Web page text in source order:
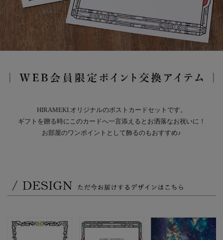
HIRAMEKI.オリジナルのポストカードセットです。
ギフトを贈る時にこのカードへ一言添えるとお洒落なお祝いに！
お部屋のワンポイントとして飾るのもおすすめ♪